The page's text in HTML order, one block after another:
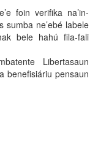
foin verifika na’in-
sumba ne’ebé labele
bele hahú fila-fali
Libertasaun
benefisiáriu pensaun